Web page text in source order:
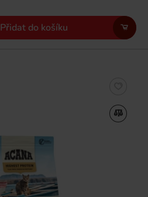
Přidat do košíku